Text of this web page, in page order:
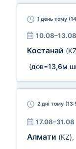
1 день тому
10.08–13.08
Костанай
(дов=13,6м
2 дні тому
17.08–31.08
Алмати (KZ),